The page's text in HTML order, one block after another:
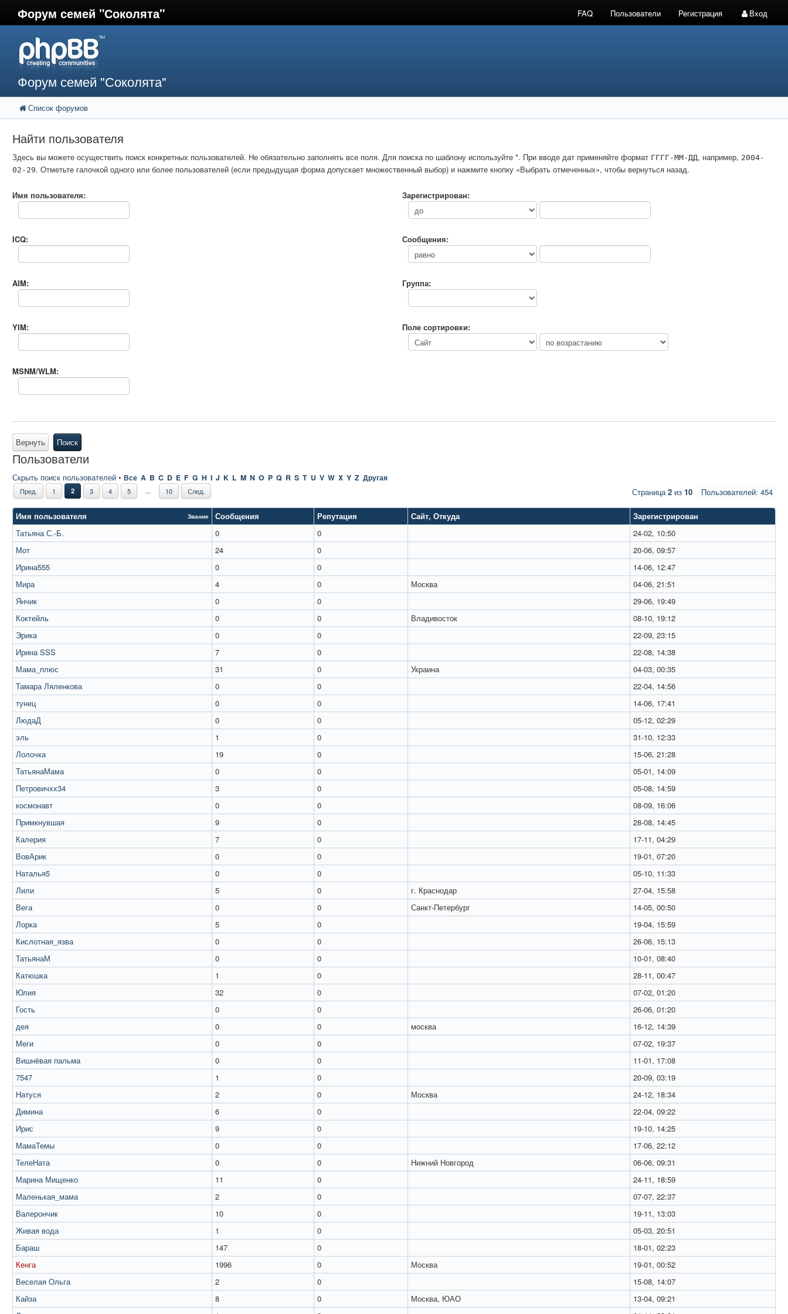
Форум семей "Соколята" FAQ Пользователи Регистрация Вход
Форум семей "Соколята"
Список форумов
Найти пользователя
Здесь вы можете осуществить поиск конкретных пользователей. Не обязательно заполнять все поля. Для поиска по шаблону используйте *. При вводе дат применяйте формат ГГГГ-ММ-ДД, например, 2004-
02-29. Отметьте галочкой одного или более пользователей (если предыдущая форма допускает множественный выбор) и нажмите кнопку «Выбрать отмеченных», чтобы вернуться назад.
Имя пользователя:
ICQ:
AIM:
YIM:
MSNM/WLM:
Зарегистрирован:
Сообщения:
Группа:
Поле сортировки:
Вернуть Поиск
Пользователи
Скрыть поиск пользователей • Все A B C D E F G H I J K L M N O P Q R S T U V W X Y Z Другая
Пользователей: 454
Пред. 1 2 3 4 5 ... 10 След. Страница2 из 10
Имя пользователя Звание Сообщения Репутация Сайт, Откуда
Зарегистрирован
Татьяна С.-Б.
0 0
24-02, 10:50
Мот
24 0
20-06, 09:57
Ирина555
0 0
14-06, 12:47
Мира
4 0 Москва
04-06, 21:51
Янчик
0 0
29-06, 19:49
Коктейль
0 0 Владивосток
08-10, 19:12
Эрика
0 0
22-09, 23:15
Ирина SSS
7 0
22-08, 14:38
Мама_плюс
31 0 Украина
04-03, 00:35
Тамара Ляленкова
0 0
22-04, 14:56
тунец
0 0
14-06, 17:41
ЛюдаД
0 0
05-12, 02:29
эль
1 0
31-10, 12:33
Лолочка
19 0
15-06, 21:28
ТатьянаМама
0 0
05-01, 14:09
Петровичхх34
3 0
05-08, 14:59
космонавт
0 0
08-09, 16:06
Примкнувшая
9 0
28-08, 14:45
Калерия
7 0
17-11, 04:29
ВовАрик
0 0
19-01, 07:20
Наталья5
0 0
05-10, 11:33
Лили
5 0 г. Краснодар
27-04, 15:58
Вега
0 0 Санкт-Петербург
14-05, 00:50
Лорка
5 0
19-04, 15:59
Кислотная_язва
0 0
26-06, 15:13
ТатьянаМ
0 0
10-01, 08:40
Катюшка
1 0
28-11, 00:47
Юлия
32 0
07-02, 01:20
Гость
0 0
26-06, 01:20
дея
0 0 москва
16-12, 14:39
Меги
0 0
07-02, 19:37
Вишнёвая пальма
0 0
11-01, 17:08
7547
1 0
20-09, 03:19
Натуся
2 0 Москва
24-12, 18:34
Димина
6 0
22-04, 09:22
Ирис
9 0
19-10, 14:25
МамаТемы
0 0
17-06, 22:12
ТелеНата
0 0 Нижний Новгород
06-06, 09:31
Марина Мищенко
11 0
24-11, 18:59
Маленькая_мама
2 0
07-07, 22:37
Валерончик
10 0
19-11, 13:03
Живая вода
1 0
05-03, 20:51
Бараш
147 0
18-01, 02:23
Кенга
1996 0 Москва
19-01, 00:52
Веселая Ольга
2 0
15-08, 14:07
Кайза
8 0 Москва, ЮАО
13-04, 09:21